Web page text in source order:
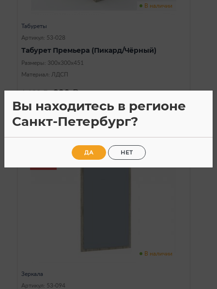
В наличии
Табуреты
Артикул: 53-028
Табурет Премьера (Пикард/Чёрный)
Размеры: 300х300х451
Материал: ЛДСП
1 190a 990a
В наличии
Зеркала
Артикул: 53-094
Вы находитесь в регионе
Санкт-Петербург?
ДА НЕТ